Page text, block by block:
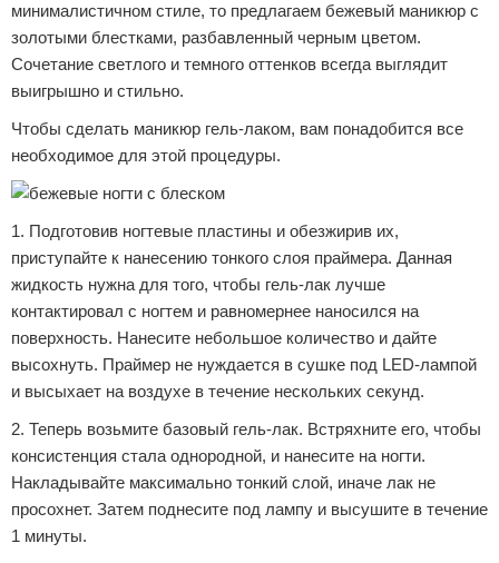
минималистичном стиле, то предлагаем бежевый маникюр с
золотыми блестками, разбавленный черным цветом.
Сочетание светлого и темного оттенков всегда выглядит
выигрышно и стильно.
Чтобы сделать маникюр гель-лаком, вам понадобится все
необходимое для этой процедуры.
1. Подготовив ногтевые пластины и обезжирив их,
приступайте к нанесению тонкого слоя праймера. Данная
жидкость нужна для того, чтобы гель-лак лучше
контактировал с ногтем и равномернее наносился на
поверхность. Нанесите небольшое количество и дайте
высохнуть. Праймер не нуждается в сушке под LED-лампой
и высыхает на воздухе в течение нескольких секунд.
2. Теперь возьмите базовый гель-лак. Встряхните его, чтобы
консистенция стала однородной, и нанесите на ногти.
Накладывайте максимально тонкий слой, иначе лак не
просохнет. Затем поднесите под лампу и высушите в течение
1 минуты.